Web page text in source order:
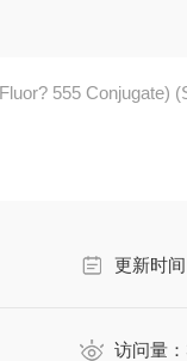
555 Conjugate)
更新时间
访问量：